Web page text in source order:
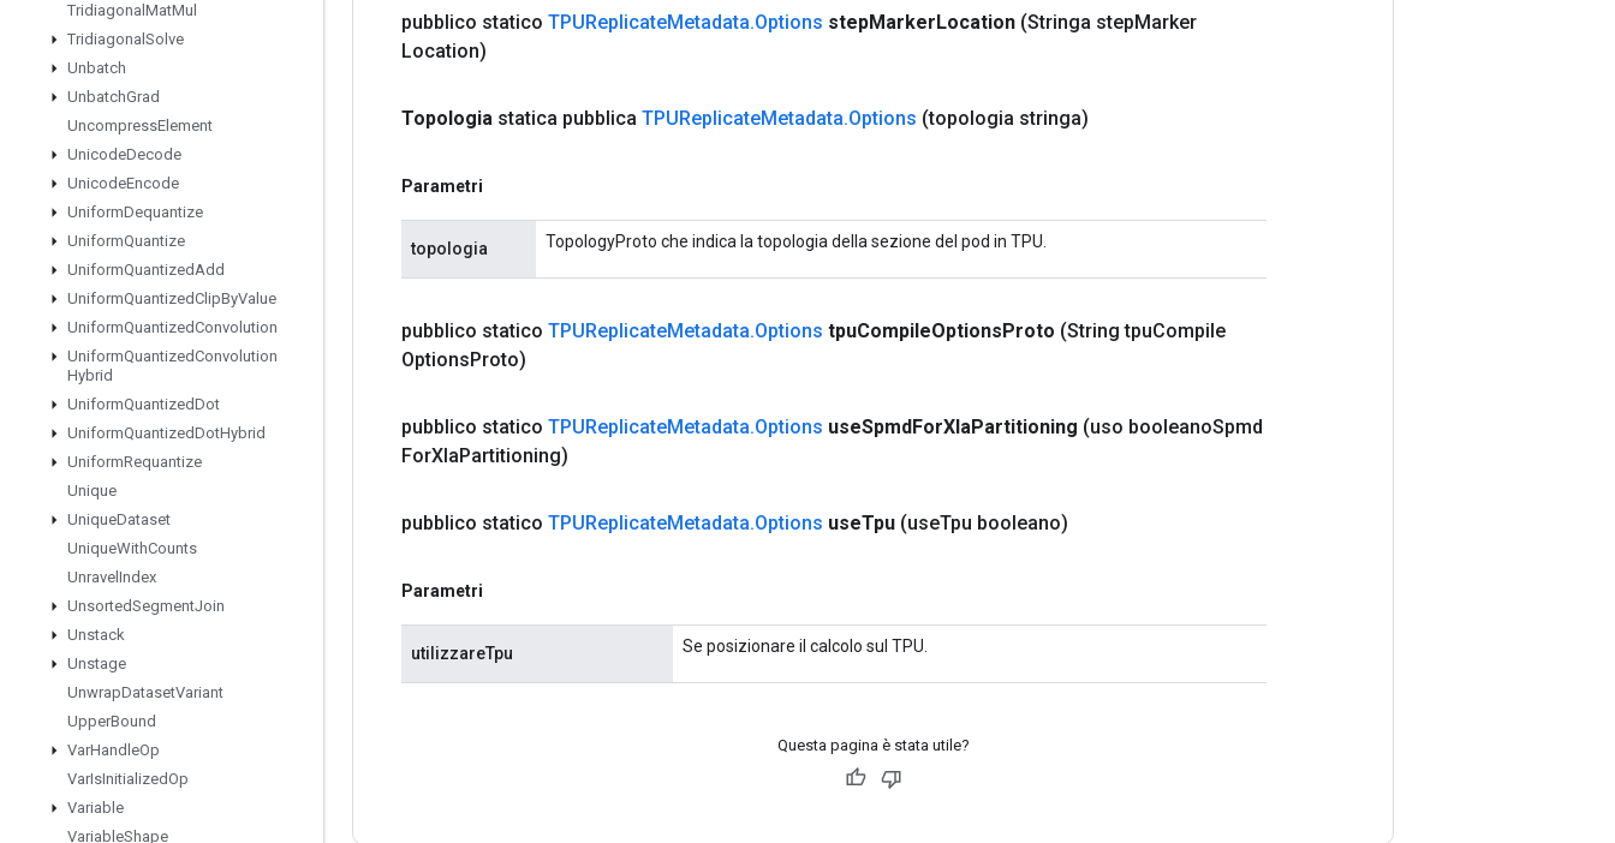
Tridiagonal MatMul
Tridiagonal Solve
Unbatch
UnbatchGrad
UncompressElement
UnicodeDecode
UnicodeEncode
UniformDequantize
UniformQuantize
UniformQuantizedAdd
UniformQuantizedClipByValue
UniformQuantizedConvolution
UniformQuantizedConvolution
Hybrid
UniformQuantizedDot
UniformQuantizedDotHybrid
UniformRequantize
Unique
UniqueDataset
UniqueWithCounts
Unravel Index
UnsortedSegmentJoin
Unstack
Unstage
UnwrapDatasetVariant
UpperBound
VarHandleOp
VarIsInitializedOp
Variable
VariableShape
pubblico statico TPUReplicateMetadata.Options stepMarkerLocation (Stringa stepMarker
Location)
Topologia statica pubblica TPUReplicateMetadata.Options (topologia stringa)
Parametri
topologia TopologyProto che indica la topologia della sezione del pod in TPU.
pubblico statico TPUReplicateMetadata.Options tpuCompileOptionsProto (String tpuCompile
OptionsProto)
pubblico statico TPUReplicateMetadata.Options useSpmdForXlaPartitioning (uso booleanoSpmd
ForXlaPartitioning)
pubblico statico TPUReplicateMetadata.Options useTpu (useTpu booleano)
Parametri
utilizzareTpu Se posizionare il calcolo sul TPU.
Questa pagina è stata utile?